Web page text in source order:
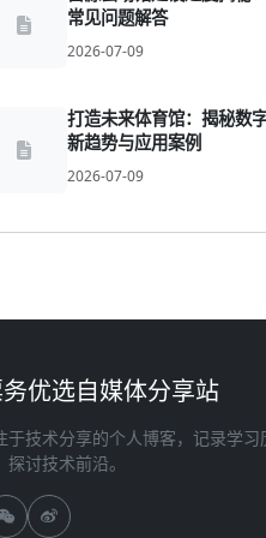
常见问题解答
2026-07-09
打造未来体育馆：揭秘数
新趋势与应用案例
2026-07-09
优选自媒体分享站
于技术分享的个人博客，记录学习
讨技术前沿。